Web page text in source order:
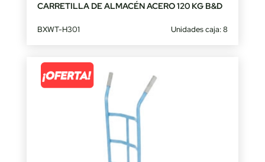
CARRETILLA DE ALMACÉN ACERO 120 KG B&D
BXWT-H301 Unidades caja: 8